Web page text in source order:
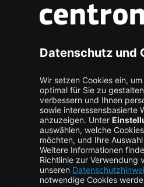
schwankende
als bei den
großzügig
allen virtuellen
Überziehungen
USD/GB berechnet.
Entwicklerzentrierte
verfügt über eine